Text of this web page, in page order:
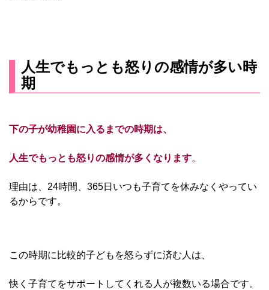
人生でもっとも怒りの感情が多い時
期
下の子が幼稚園に入るまでの時期は、
人生でもっとも怒りの感情が多くなります。
理由は、24時間、365日いつも子育てを休みなくやってい
るからです。
この時期に比較的子どもを怒らずに済む人は、
快く子育てをサポートしてくれる人が複数いる場合です。